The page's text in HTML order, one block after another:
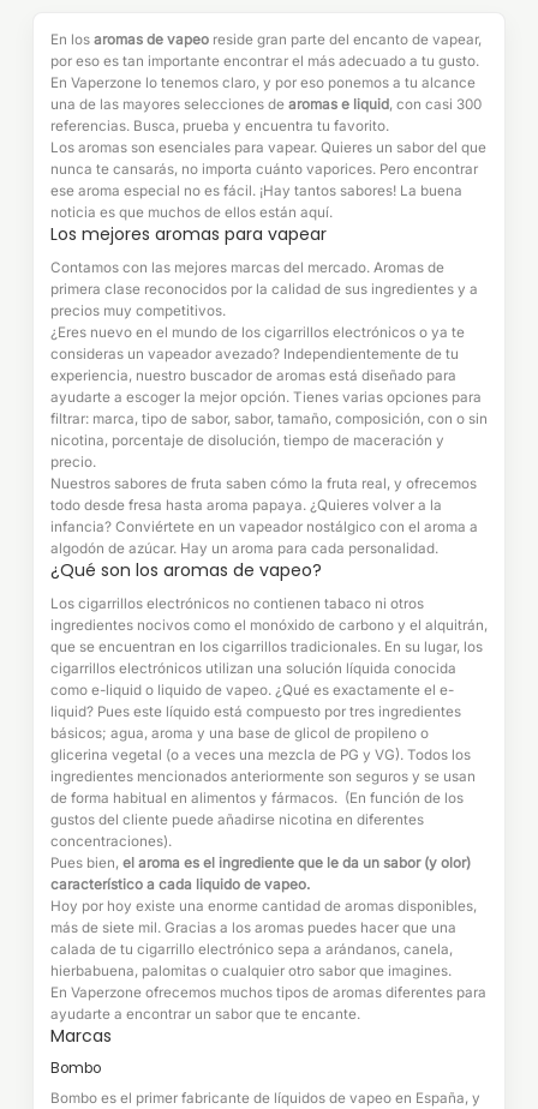
En los aromas de vapeo reside gran parte del encanto de vapear,
por eso es tan importante encontrar el más adecuado a tu gusto.
En Vaperzone lo tenemos claro, y por eso ponemos a tu alcance
una de las mayores selecciones de aromas e liquid, con casi 300
referencias. Busca, prueba y encuentra tu favorito.
Los aromas son esenciales para vapear. Quieres un sabor del que
nunca te cansarás, no importa cuánto vaporices. Pero encontrar
ese aroma especial no es fácil. ¡Hay tantos sabores! La buena
noticia es que muchos de ellos están aquí.
Los mejores aromas para vapear
Contamos con las mejores marcas del mercado. Aromas de
primera clase reconocidos por la calidad de sus ingredientes y a
precios muy competitivos.
¿Eres nuevo en el mundo de los cigarrillos electrónicos o ya te
consideras un vapeador avezado? Independientemente de tu
experiencia, nuestro buscador de aromas está diseñado para
ayudarte a escoger la mejor opción. Tienes varias opciones para
filtrar: marca, tipo de sabor, sabor, tamaño, composición, con o sin
nicotina, porcentaje de disolución, tiempo de maceración y
precio.
Nuestros sabores de fruta saben cómo la fruta real, y ofrecemos
todo desde fresa hasta aroma papaya. ¿Quieres volver a la
infancia? Conviértete en un vapeador nostálgico con el aroma a
algodón de azúcar. Hay un aroma para cada personalidad.
¿Qué son los aromas de vapeo?
Los cigarrillos electrónicos no contienen tabaco ni otros
ingredientes nocivos como el monóxido de carbono y el alquitrán,
que se encuentran en los cigarrillos tradicionales. En su lugar, los
cigarrillos electrónicos utilizan una solución líquida conocida
como e-liquid o liquido de vapeo. ¿Qué es exactamente el e-
liquid? Pues este líquido está compuesto por tres ingredientes
básicos; agua, aroma y una base de glicol de propileno o
glicerina vegetal (o a veces una mezcla de PG y VG). Todos los
ingredientes mencionados anteriormente son seguros y se usan
de forma habitual en alimentos y fármacos. (En función de los
gustos del cliente puede añadirse nicotina en diferentes
concentraciones).
Pues bien, el aroma es el ingrediente que le da un sabor (y olor)
característico a cada liquido de vapeo.
Hoy por hoy existe una enorme cantidad de aromas disponibles,
más de siete mil. Gracias a los aromas puedes hacer que una
calada de tu cigarrillo electrónico sepa a arándanos, canela,
hierbabuena, palomitas o cualquier otro sabor que imagines.
En Vaperzone ofrecemos muchos tipos de aromas diferentes para
ayudarte a encontrar un sabor que te encante.
Marcas
Bombo
Bombo es el primer fabricante de líquidos de vapeo en España, y